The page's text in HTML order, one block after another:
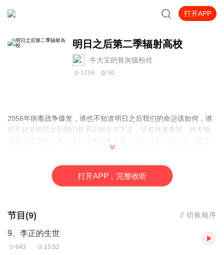
打开APP
明日之后第二季辐射高校
牛大宝的骨灰级粉丝
1759 50
2056年病毒战争爆发，谁也不知道明日之后我们的命运该如何，谁
也不知道明日之后我们是否还能生存下去，活着就是希望。此专辑
国际联合特种部队侦查一所发出了不明辐射的高校，他们能否找到
时，李正的身世也渐渐浮出水面。敬请收听，明日之后第二季辐射
打开APP，完整收听
节目(9) 切换顺序
9、李正的生世
643 15:52